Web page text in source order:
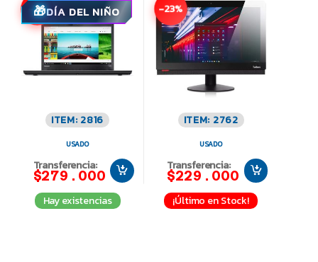
-11%DÍA DEL NIÑO
ITEM: 2816
USADO
Transferencia:
$279.000
Hay existencias
-23%
ITEM: 2762
USADO
Transferencia:
$229.000
¡Último en Stock!